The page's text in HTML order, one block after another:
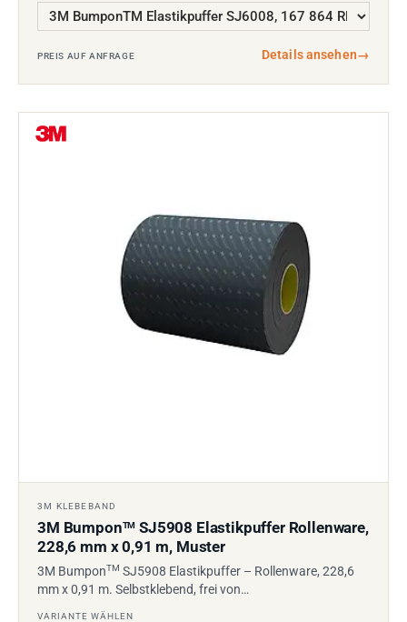
PREIS AUF ANFRAGE Details ansehen→
3M KLEBEBAND
3M BumponTM SJ5908 Elastikpuffer Rollenware,
228,6 mm x 0,91 m, Muster
3M BumponTM SJ5908 Elastikpuffer – Rollenware, 228,6
mm x 0,91 m. Selbstklebend, frei von…
VARIANTE WÄHLEN